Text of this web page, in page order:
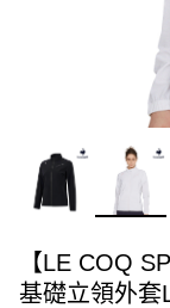
【LE COQ
基礎立領外套